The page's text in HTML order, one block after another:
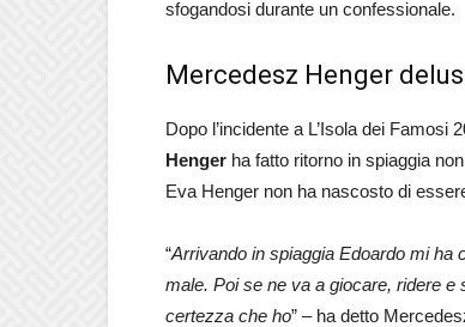
sfogandosi durante un confessionale.
Mercedesz Henger
Dopo l’incidente a L’Isola dei
Henger ha fatto ritorno in spiaggia
Eva Henger non ha nascosto di
“Arrivando in spiaggia Edoardo mi ha
male. Poi se ne va a giocare, ridere
certezza che ho” – ha detto